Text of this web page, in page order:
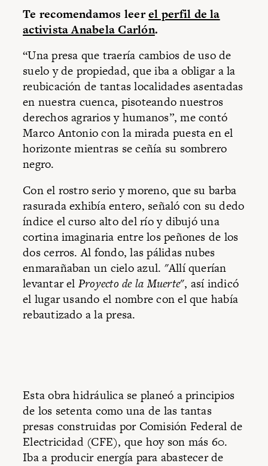
Te recomendamos leerel perfil de la
activista Anabela Carlón.
“Una presa que traería cambios de uso de
suelo y de propiedad, que iba a obligar a la
reubicación de tantas localidades asentadas
en nuestra cuenca, pisoteando nuestros
derechos agrarios y humanos”, me contó
Marco Antonio con la mirada puesta en el
horizonte mientras se ceñía su sombrero
negro.
Con el rostro serio y moreno, que su barba
rasurada exhibía entero, señaló con su dedo
índice el curso alto del río y dibujó una
cortina imaginaria entre los peñones de los
dos cerros. Al fondo, las pálidas nubes
enmarañaban un cielo azul. "Allí querían
levantar el Proyecto de la Muerte", así indicó
el lugar usando el nombre con el que había
rebautizado a la presa.
Esta obra hidráulica se planeó a principios
de los setenta como una de las tantas
presas construidas por Comisión Federal de
Electricidad (CFE), que hoy son más 60.
Iba a producir energía para abastecer de